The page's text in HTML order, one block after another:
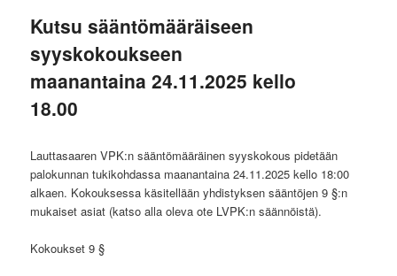
Kutsu sääntömääräiseen
syyskokoukseen
maanantaina 24.11.2025 kello
18.00
Lauttasaaren VPK:n sääntömääräinen syyskokous pidetään
palokunnan tukikohdassa maanantaina 24.11.2025 kello 18:00
alkaen. Kokouksessa käsitellään yhdistyksen sääntöjen 9 §:n
mukaiset asiat (katso alla oleva ote LVPK:n säännöistä).
Kokoukset 9 §